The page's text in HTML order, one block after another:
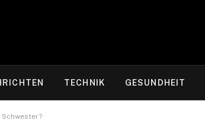
TECHNIK GESUNDHEIT